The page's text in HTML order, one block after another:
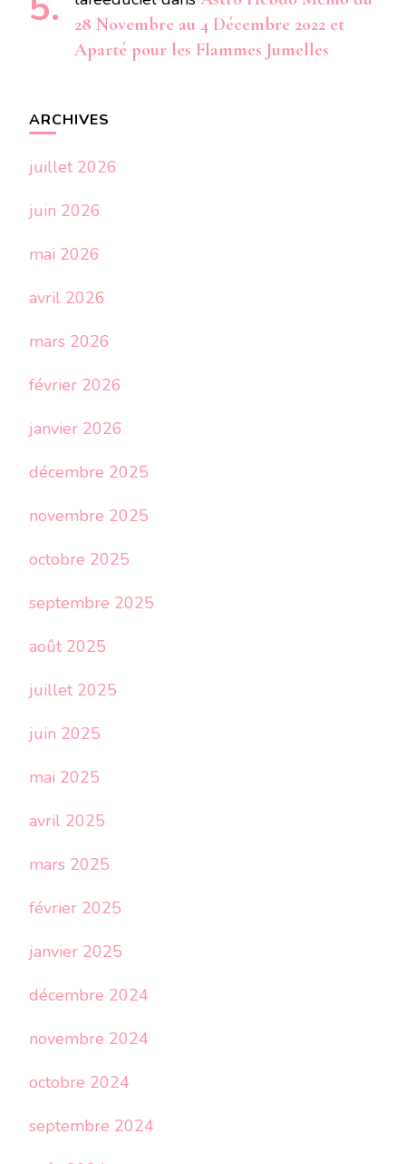
28 Novembre au 4 Décembre 2022 et
Aparté pour les Flammes Jumelles
ARCHIVES
juillet 2026
juin 2026
mai 2026
avril 2026
mars 2026
février 2026
janvier 2026
décembre 2025
novembre 2025
octobre 2025
septembre 2025
août 2025
juillet 2025
juin 2025
mai 2025
avril 2025
mars 2025
février 2025
janvier 2025
décembre 2024
novembre 2024
octobre 2024
septembre 2024